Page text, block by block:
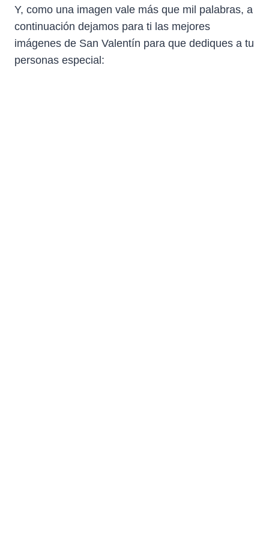
Y, como una imagen vale más que mil palabras, a
continuación dejamos para ti las mejores
imágenes de San Valentín para que dediques a tu
personas especial: